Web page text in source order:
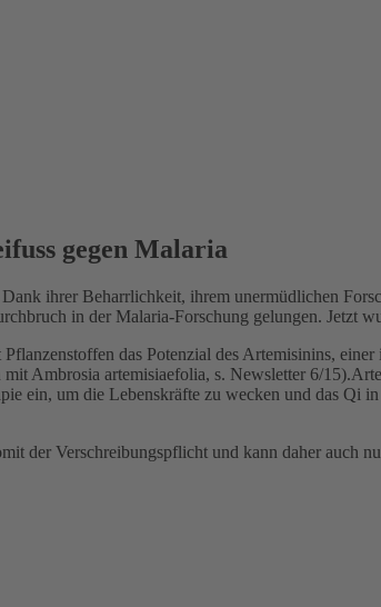
gegen Malaria
Dank ihrer Beharrlichkeit, ihrem unermüdlichen
in der Malaria-Forschung gelungen. Jetzt
das Potenzial des Artemisinins,
Ambrosia artemisiaefolia, s. Newsletter 6/
ein, um die Lebenskräfte zu wecken und das Qi
der Verschreibungspflicht und kann daher auch